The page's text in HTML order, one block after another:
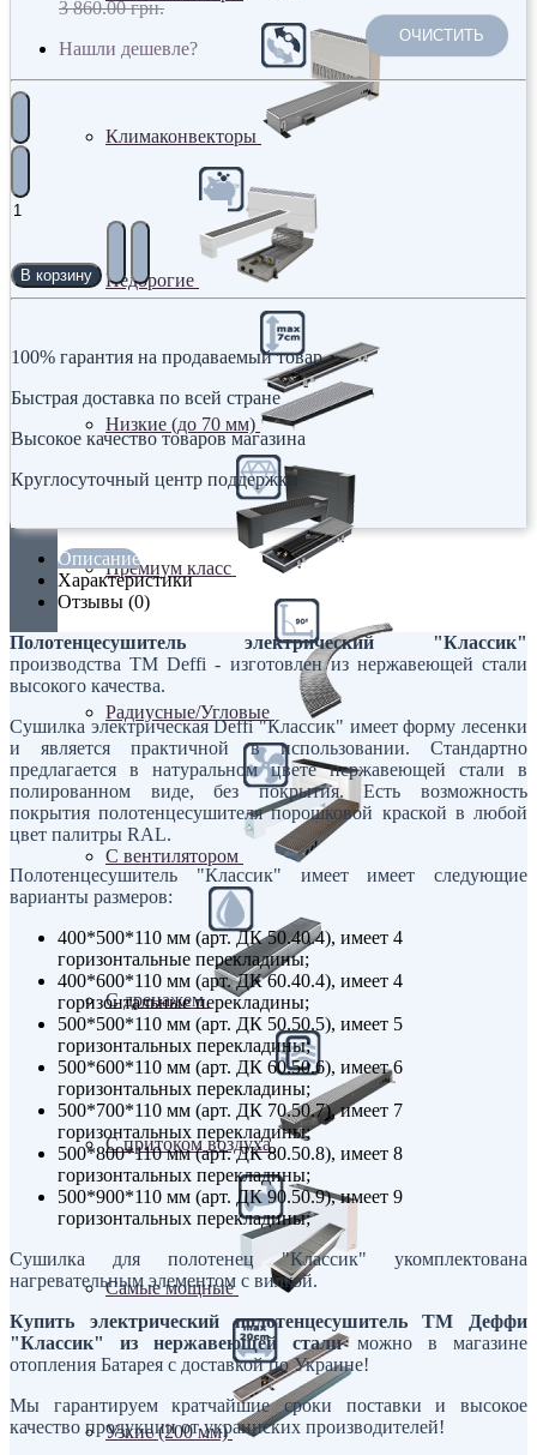
Климаконвекторы
Недорогие
Низкие (до 70 мм)
Премиум класс
Радиусные/Угловые
С вентилятором
С дренажем
С притоком воздуха
Самые мощные
Узкие (200 мм)
3 860.00 грн.
Нашли дешевле?
ОЧИСТИТЬ
В корзину
100% гарантия на продаваемый товар
Быстрая доставка по всей стране
Высокое качество товаров магазина
Круглосуточный центр поддержки
Описание
Характеристики
Отзывы (0)
Полотенцесушитель электрический "Классик"
производства ТМ Deffi - изготовлен из нержавеющей стали
высокого качества.
Сушилка электрическая Deffi "Классик" имеет форму лесенки
и является практичной в использовании. Стандартно
предлагается в натуральном цвете нержавеющей стали в
полированном виде, без покрытия. Есть возможность
покрытия полотенцесушителя порошковой краской в любой
цвет палитры RAL.
Полотенцесушитель "Классик" имеет имеет следующие
варианты размеров:
400*500*110 мм (арт. ДК 50.40.4), имеет 4
горизонтальные перекладины;
400*600*110 мм (арт. ДК 60.40.4), имеет 4
горизонтальные перекладины;
500*500*110 мм (арт. ДК 50.50.5), имеет 5
горизонтальных перекладины;
500*600*110 мм (арт. ДК 60.50.6), имеет 6
горизонтальных перекладины;
500*700*110 мм (арт. ДК 70.50.7), имеет 7
горизонтальных перекладины;
500*800*110 мм (арт. ДК 80.50.8), имеет 8
горизонтальных перекладины;
500*900*110 мм (арт. ДК 90.50.9), имеет 9
горизонтальных перекладины;
Сушилка для полотенец "Классик" укомплектована
нагревательным элементом с вилкой.
Купить электрический полотенцесушитель ТМ Деффи
"Классик" из нержавеющей сталиможно в магазине
отопления Батарея с доставкой по Украине!
Мы гарантируем кратчайшие сроки поставки и высокое
качество продукции от украинских производителей!